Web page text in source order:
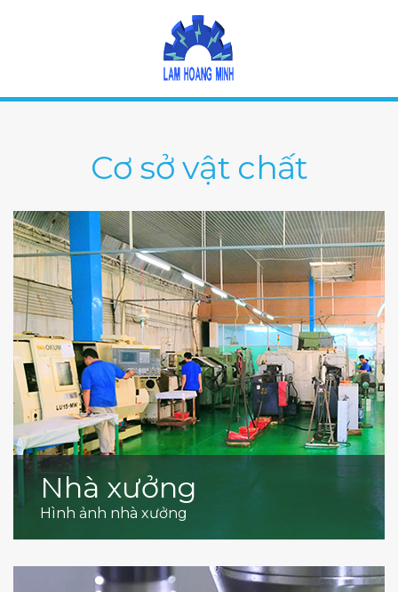
Cơ sở vật chất
Nhà xưởng
Hình ảnh nhà xưởng